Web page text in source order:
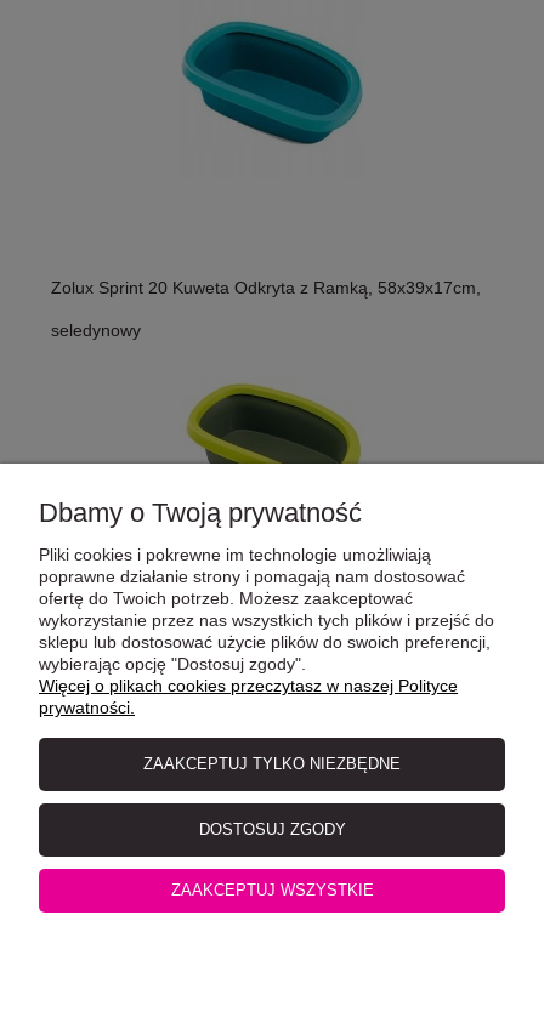
Zolux Sprint 20 Kuweta Odkryta z Ramką, 58x39x17cm,
seledynowy
Trixie Primo XXL Kuweta z ramką 56x25x71cm,
biały/szary
Dbamy o Twoją prywatność
Pliki cookies i pokrewne im technologie umożliwiają
poprawne działanie strony i pomagają nam dostosować
ofertę do Twoich potrzeb. Możesz zaakceptować
wykorzystanie przez nas wszystkich tych plików i przejść do
sklepu lub dostosować użycie plików do swoich preferencji,
wybierając opcję "Dostosuj zgody".
Więcej o plikach cookies przeczytasz w naszej Polityce
prywatności.
ZAAKCEPTUJ TYLKO NIEZBĘDNE
DOSTOSUJ ZGODY
ZAAKCEPTUJ WSZYSTKIE